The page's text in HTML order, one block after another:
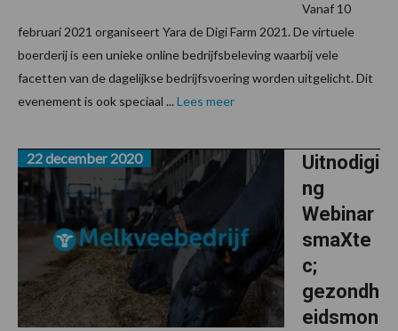
Vanaf 10
februari 2021 organiseert Yara de Digi Farm 2021. De virtuele
boerderij is een unieke online bedrijfsbeleving waarbij vele
facetten van de dagelijkse bedrijfsvoering worden uitgelicht. Dit
evenement is ook speciaal ... Lees meer
Uitnodigi
ng
Webinar
smaXte
c;
gezondh
eidsmon
22 december 2020